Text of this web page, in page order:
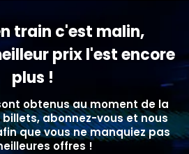
train c'est malin,
prix l'est encore
plus !
obtenus au moment de la
abonnez-vous et nous
que vous ne manquiez pas
offres !